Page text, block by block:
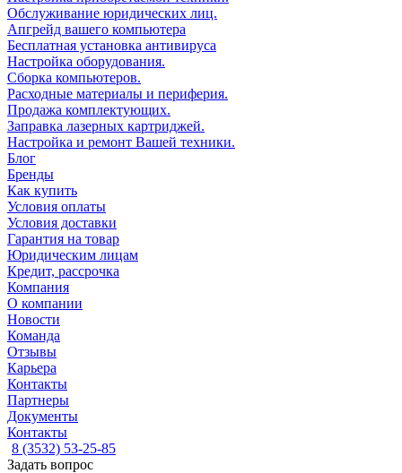
Обслуживание юридических лиц.
Апгрейд вашего компьютера
Бесплатная установка антивируса
Настройка оборудования.
Сборка компьютеров.
Расходные материалы и периферия.
Продажа комплектующих.
Заправка лазерных картриджей.
Настройка и ремонт Вашей техники.
Блог
Бренды
Как купить
Условия оплаты
Условия доставки
Гарантия на товар
Юридическим лицам
Кредит, рассрочка
Компания
О компании
Новости
Команда
Отзывы
Карьера
Контакты
Партнеры
Документы
Контакты
8 (3532) 53-25-85
Задать вопрос